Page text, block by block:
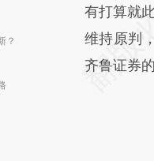
？
有打算就
维持原判
齐鲁证券